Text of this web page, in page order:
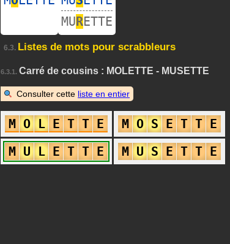
MURETTE
6.3. Listes de mots pour scrabbleurs
6.3.1. Carré de cousins : MOLETTE - MUSETTE
Consulter cette liste en entier
M O L E T T E M O S E T T E
M U L E T T E M U S E T T E